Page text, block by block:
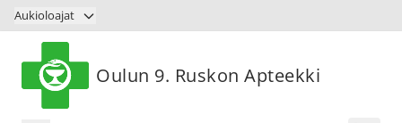
Siirry sisältöön
Aukioloajat
Oulun 9. Ruskon Apteekki